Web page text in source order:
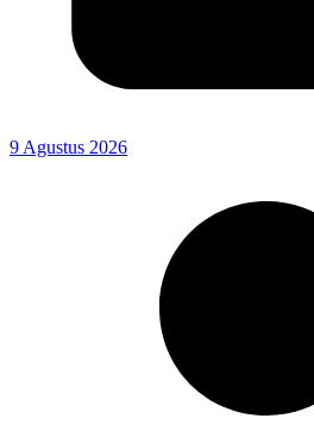
9 Agustus 2026